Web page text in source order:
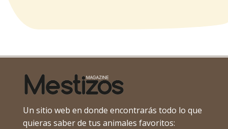
Un sitio web en donde encontrarás todo lo que
quieras saber de tus animales favoritos: